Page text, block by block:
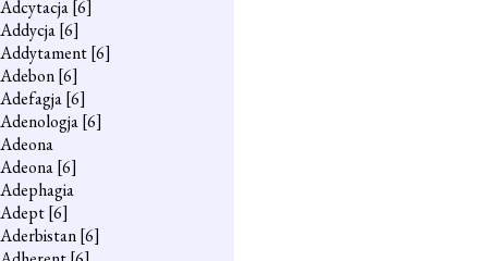
Adcytacja[6]
Addycja[6]
Addytament[6]
Adebon[6]
Adefagja[6]
Adenologja[6]
Adeona
Adeona[6]
Adephagia
Adept[6]
Aderbistan[6]